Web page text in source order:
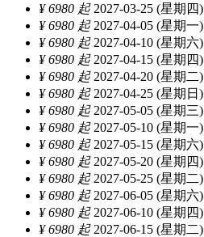
¥ 6980 起2027-03-25 (星期四)
¥ 6980 起2027-04-05 (星期一)
¥ 6980 起2027-04-10 (星期六)
¥ 6980 起2027-04-15 (星期四)
¥ 6980 起2027-04-20 (星期二)
¥ 6980 起2027-04-25 (星期日)
¥ 6980 起2027-05-05 (星期三)
¥ 6980 起2027-05-10 (星期一)
¥ 6980 起2027-05-15 (星期六)
¥ 6980 起2027-05-20 (星期四)
¥ 6980 起2027-05-25 (星期二)
¥ 6980 起2027-06-05 (星期六)
¥ 6980 起2027-06-10 (星期四)
¥ 6980 起2027-06-15 (星期二)